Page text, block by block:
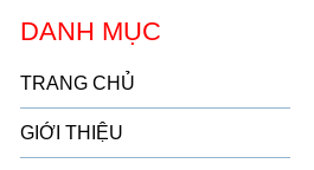
DANH MỤC
TRANG CHỦ
GIỚI THIỆU